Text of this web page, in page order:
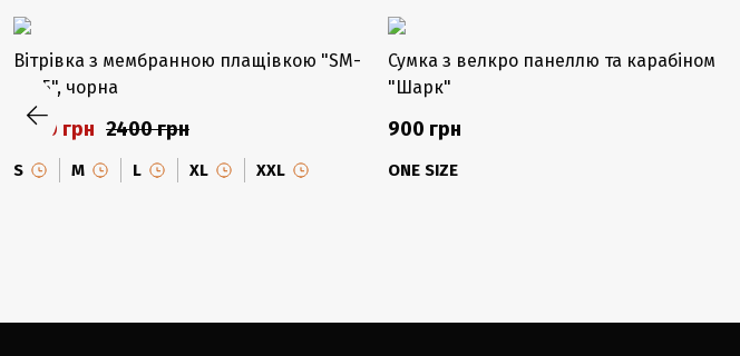
Вітрівка з мембранною плащівкою "SM-
2405", чорна
1500 грн 2400 грн
S M L XL XXL
Сумка з велкро панеллю та карабіном
"Шарк"
900 грн
ONE SIZE